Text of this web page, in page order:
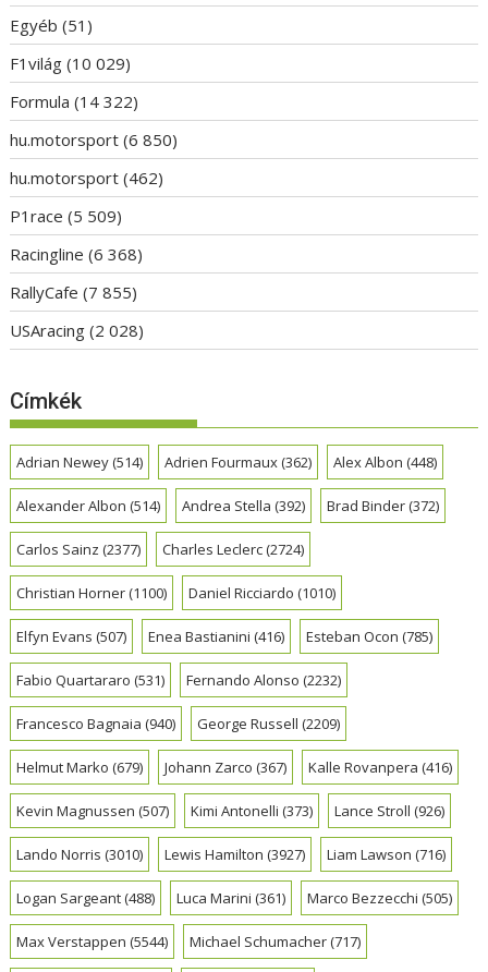
Egyéb (51)
F1világ (10 029)
Formula (14 322)
hu.motorsport (6 850)
hu.motorsport (462)
P1race (5 509)
Racingline (6 368)
RallyCafe (7 855)
USAracing (2 028)
Címkék
Adrian Newey(514) Adrien Fourmaux(362) Alex Albon (448)
Alexander Albon (514) Andrea Stella (392) Brad Binder(372)
Carlos Sainz (2377) Charles Leclerc(2724)
Christian Horner(1100) Daniel Ricciardo (1010)
Elfyn Evans (507) Enea Bastianini (416) Esteban Ocon (785)
Fabio Quartararo (531) Fernando Alonso (2232)
Francesco Bagnaia (940) George Russell (2209)
Helmut Marko (679) Johann Zarco (367) Kalle Rovanpera (416)
Kevin Magnussen (507) Kimi Antonelli (373) Lance Stroll (926)
Lando Norris (3010) Lewis Hamilton (3927) Liam Lawson (716)
Logan Sargeant(488) Luca Marini (361) Marco Bezzecchi (505)
Max Verstappen (5544) Michael Schumacher(717)